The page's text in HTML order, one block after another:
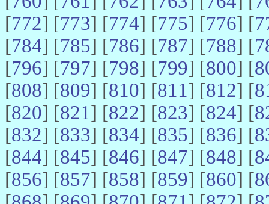
[772] [773] [774] [775] [776] [
[784] [785] [786] [787] [788] [
[796] [797] [798] [799] [800] [
[808] [809] [810] [811] [812] [
[820] [821] [822] [823] [824] [
[832] [833] [834] [835] [836] [
[844] [845] [846] [847] [848] [
[856] [857] [858] [859] [860] [